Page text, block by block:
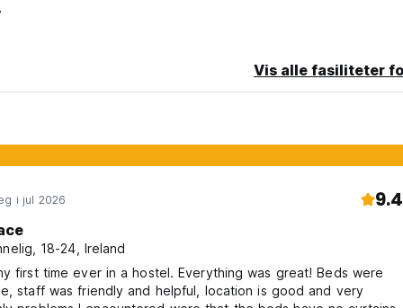
Vis alle fasiliteter
i jul 2026 9.4
18-24, Ireland
first time ever in a hostel. Everything was great! Beds were
staff was friendly and helpful, location is good and very